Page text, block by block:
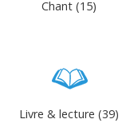
Chant (15)
Livre & lecture (39)